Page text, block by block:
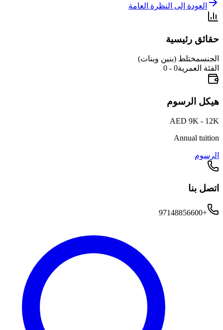
العودة إلى النظرة العامة
حقائق رئيسية
الجنسمختلط (بنين وبنات)
الفئة العمرية0 - 0
هيكل الرسوم
AED 9K - 12K
Annual tuition
الرسوم
اتصل بنا
+97148856600